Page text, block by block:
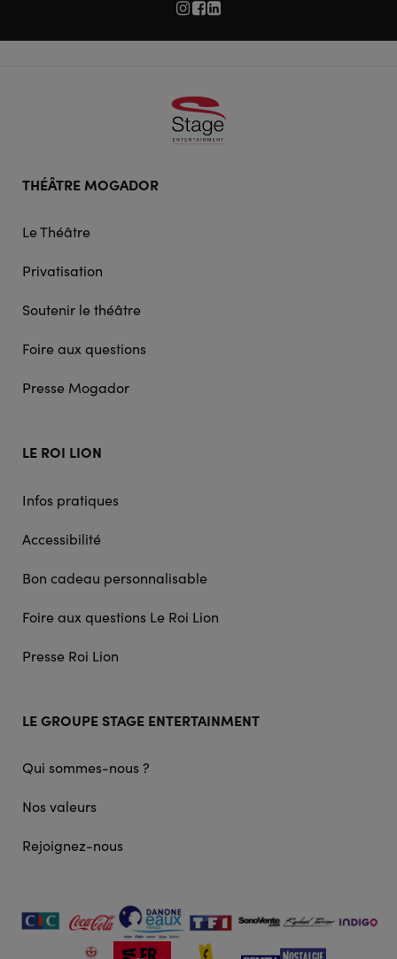
doormat
THÉÂTRE MOGADOR
Le Théâtre
Privatisation
Soutenir le théâtre
Foire aux questions
Presse Mogador
LE ROI LION
Infos pratiques
Accessibilité
Bon cadeau personnalisable
Foire aux questions Le Roi Lion
Presse Roi Lion
LE GROUPE STAGE ENTERTAINMENT
Qui sommes-nous ?
Nos valeurs
Rejoignez-nous